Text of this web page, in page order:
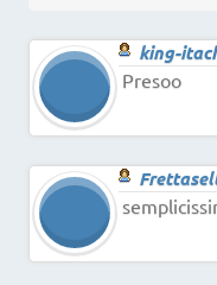
king-
Presoo